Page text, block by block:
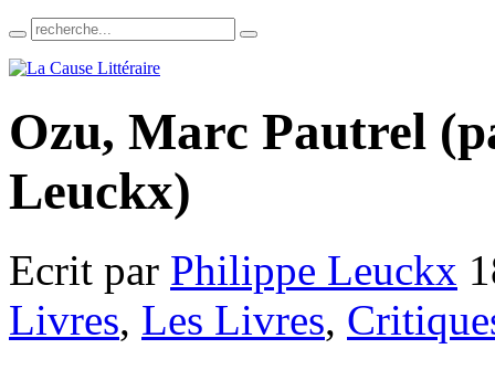
Ozu, Marc Pautrel
Leuckx)
Ecrit par Philippe Leuckx
Livres, Les Livres,